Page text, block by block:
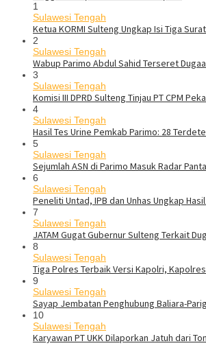
1
Sulawesi Tengah
Ketua KORMI Sulteng Ungkap Isi Tiga
2
Sulawesi Tengah
Wabup Parimo Abdul Sahid Terseret
3
Sulawesi Tengah
Komisi III DPRD Sulteng Tinjau PT CPM
4
Sulawesi Tengah
Hasil Tes Urine Pemkab Parimo: 28
5
Sulawesi Tengah
Sejumlah ASN di Parimo Masuk Radar
6
Sulawesi Tengah
Peneliti Untad, IPB dan Unhas Ungkap
7
Sulawesi Tengah
JATAM Gugat Gubernur Sulteng Terkait
8
Sulawesi Tengah
Tiga Polres Terbaik Versi Kapolri,
9
Sulawesi Tengah
Sayap Jembatan Penghubung Baliara-
10
Sulawesi Tengah
Karyawan PT UKK Dilaporkan Jatuh dari